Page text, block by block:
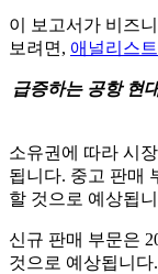
이 보고서가 비즈
보려면, 애널리스
급증하는 공항 현
소유권에 따라 시
됩니다. 중고 판매
할 것으로 예상됩
신규 판매 부문은
것으로 예상됩니